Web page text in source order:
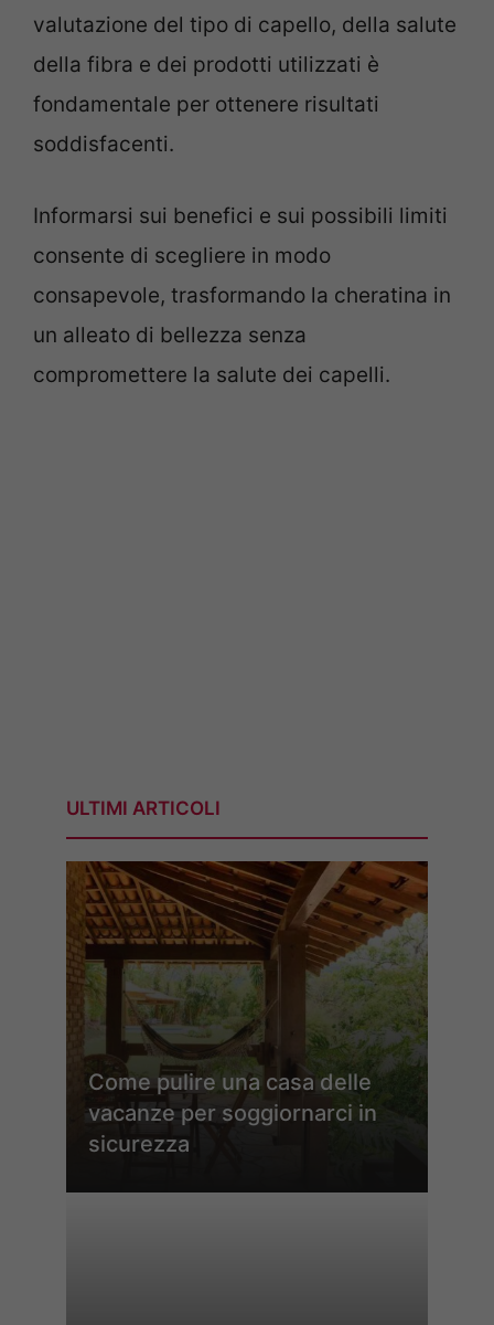
valutazione del tipo di capello, della salute
della fibra e dei prodotti utilizzati è
fondamentale per ottenere risultati
soddisfacenti.
Informarsi sui benefici e sui possibili limiti
consente di scegliere in modo
consapevole, trasformando la cheratina in
un alleato di bellezza senza
compromettere la salute dei capelli.
ULTIMI ARTICOLI
Come pulire una casa delle
vacanze per soggiornarci in
sicurezza